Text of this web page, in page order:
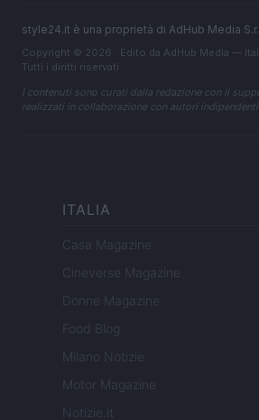
style24.it è una proprietà di AdHub Media
Copyright © 2026 · Edito da AdHub Media —
Tutti i diritti riservati
I contenuti sono curati dalla redazione con il
realizzati in collaborazione con autori indipendenti.
ITALIA
Casa Magazine
Cineverse Magazine
Donne Magazine
Food Blog
Milano Notizie
Motor Magazine
Notizie.it